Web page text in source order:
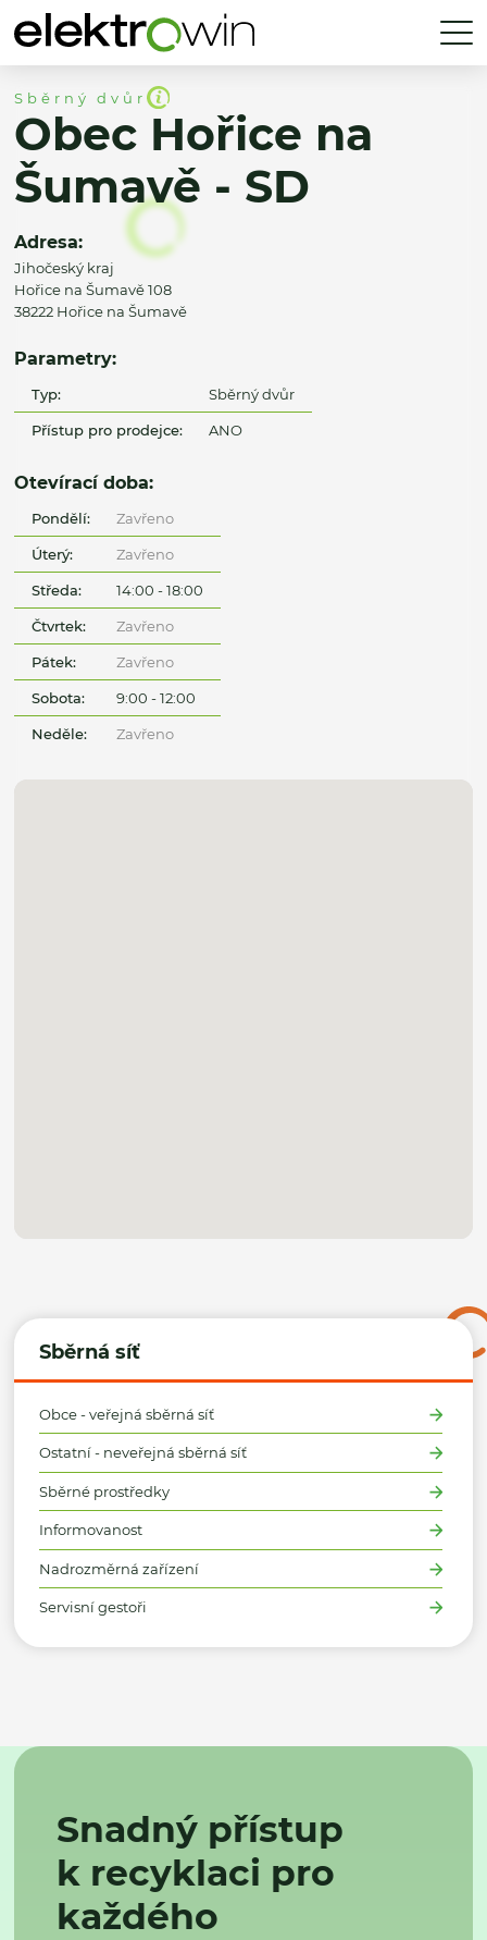
Sběrná síť
Obce - veřejná sběrná síť
Ostatní - neveřejná sběrná síť
Sběrné prostředky
Informovanost
Nadrozměrná zařízení
Servisní gestoři
Sběrný dvůr
Obec Hořice na
Šumavě - SD
Adresa:
Jihočeský kraj
Hořice na Šumavě 108
38222 Hořice na Šumavě
Parametry:
Typ: Sběrný dvůr
Přístup pro prodejce: ANO
Otevírací doba:
Pondělí: Zavřeno
Úterý: Zavřeno
Středa: 14:00 - 18:00
Čtvrtek: Zavřeno
Pátek: Zavřeno
Sobota: 9:00 - 12:00
Neděle: Zavřeno
Snadný přístup
k recyklaci pro
každého